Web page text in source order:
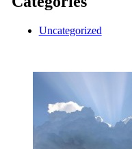
Uncategorized